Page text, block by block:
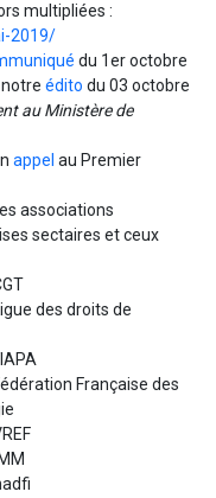
multipliées :
2019/
du 1er octobre
édito du 03 octobre
au Ministère de
appel au Premier
associations
sectaires et ceux
des droits de
Française des